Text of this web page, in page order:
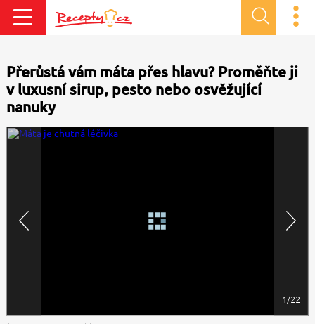
Přerůstá vám máta přes hlavu? Proměňte ji
v luxusní sirup, pesto nebo osvěžující
nanuky
1/22